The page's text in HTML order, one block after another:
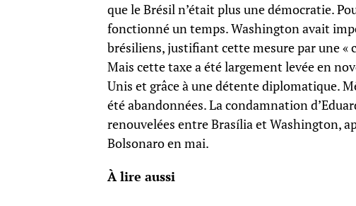
que le Brésil n’était plus une démocratie.
fonctionné un temps. Washington avait
brésiliens, justifiant cette mesure par une «
Mais cette taxe a été largement levée en
Unis et grâce à une détente diplomatique.
été abandonnées. La condamnation
renouvelées entre Brasília et Washington,
Bolsonaro en mai.
À lire aussi